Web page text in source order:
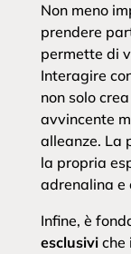
Non meno
prendere
permette di
Interagire
non solo
avvincente
alleanze. La
la propria
adrenalina e
Infine, è
esclusiviche